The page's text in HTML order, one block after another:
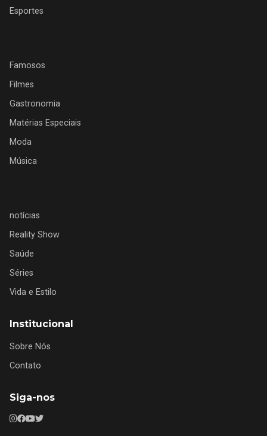
Esportes
Famosos
Filmes
Gastronomia
Matérias Especiais
Moda
Música
notícias
Reality Show
Saúde
Séries
Vida e Estilo
Institucional
Sobre Nós
Contato
Siga-nos